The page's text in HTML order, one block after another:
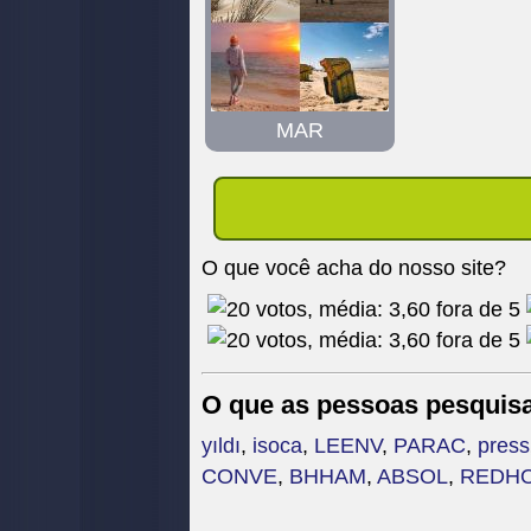
MAR
O que você acha do nosso site?
O que as pessoas
yıldı, isoca, LEENV, PARAC, press
CONVE, BHHAM, ABSOL,